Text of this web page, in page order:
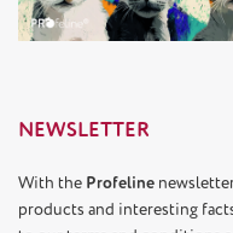
NEWSLETTER
With the Profeline
products and interesting